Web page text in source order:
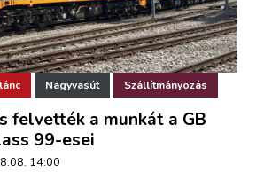
Nagyvasút Szállítmányozás
felvették a munkát a GB
99-esei
14:00